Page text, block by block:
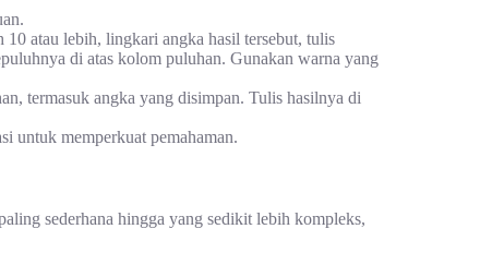
10 atau lebih, lingkari angka hasil tersebut, tulis
di atas kolom puluhan. Gunakan warna yang
termasuk angka yang disimpan. Tulis hasilnya di
untuk memperkuat pemahaman.
sederhana hingga yang sedikit lebih kompleks,